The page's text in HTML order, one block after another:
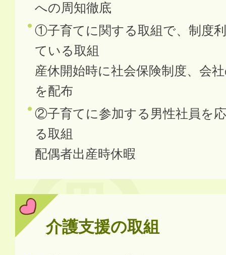
への周知徹底
①子育てに関する取組で、制度
ている取組
産休開始時に社会保険制度、会
を配布
②子育てに参加する男性社員を
る取組
配偶者出産時休暇
介護支援の取組